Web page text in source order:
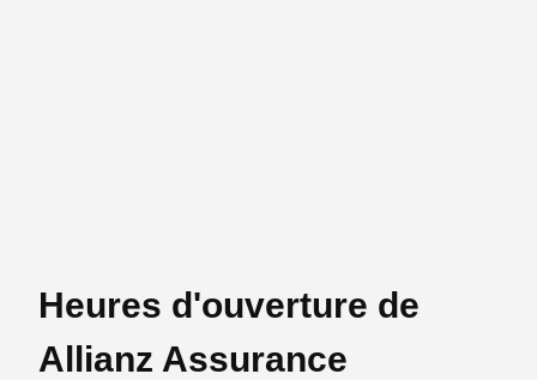
Heures d'ouverture de
Allianz Assurance